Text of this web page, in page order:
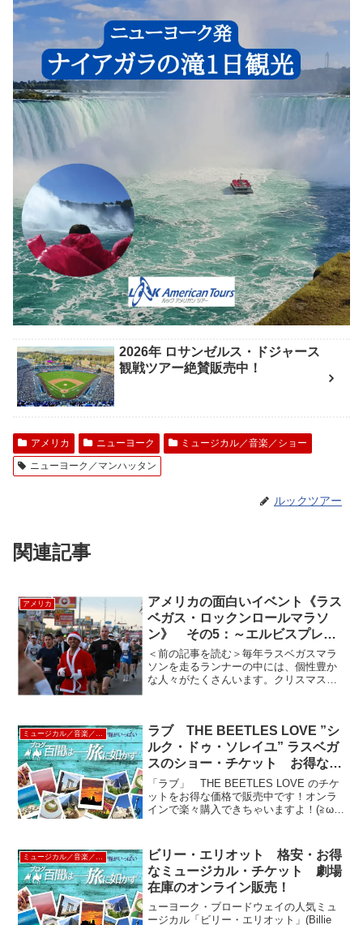
2026年 ロサンゼルス・ドジャース
観戦ツアー絶賛販売中！
アメリカ ニューヨーク
ミュージカル／音楽／ショー
ニューヨーク／マンハッタン
ルックツアー
関連記事
アメリカ
アメリカの面白いイベント《ラス
ベガス・ロックンロールマラソ
ン》 その5：～エルビスプレス
リーが走るラスベガスマラソン～
＜前の記事を読む＞毎年ラスベガスマラ
ソンを走るランナーの中には、個性豊か
な人々がたくさんいます。クリスマスが
走るランナーもいます。ク...
ラブ THE BEETLES LOVE ”シ
ルク・ドゥ・ソレイユ” ラスベガ
スのショー・チケット お得な劇
場在庫オンライン販売！
「ラブ」 THE BEETLES LOVE のチケ
ットをお得な価格で販売中です！オンラ
インで楽々購入できちゃいますよ！(≧ω≦)
ョーチケット予約システムは、チケット
手...
ビリー・エリオット 格安・お得
なミュージカル・チケット 劇場
在庫のオンライン販売！
ューヨーク・ブロードウェイの人気ミュ
ージカル「ビリー・エリオット」(Billie